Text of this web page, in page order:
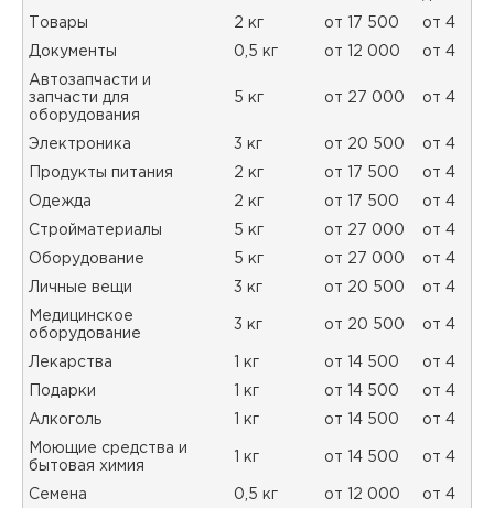
Товары 2 кг от 17 500 от 4
Документы 0,5 кг от 12 000 от 4
Автозапчасти и
запчасти для
оборудования
5 кг от 27 000 от 4
Электроника 3 кг от 20 500 от 4
Продукты питания 2 кг от 17 500 от 4
Одежда 2 кг от 17 500 от 4
Стройматериалы 5 кг от 27 000 от 4
Оборудование 5 кг от 27 000 от 4
Личные вещи 3 кг от 20 500 от 4
Медицинское
оборудование
3 кг от 20 500 от 4
Лекарства 1 кг от 14 500 от 4
Подарки 1 кг от 14 500 от 4
Алкоголь 1 кг от 14 500 от 4
Моющие средства и
бытовая химия
1 кг от 14 500 от 4
Семена 0,5 кг от 12 000 от 4